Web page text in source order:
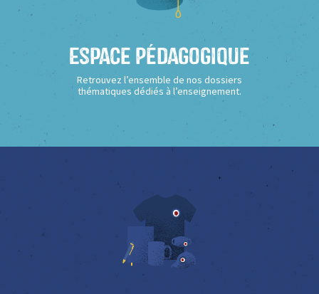
Espace Pédagogique
Retrouvez l’ensemble de nos dossiers
thématiques dédiés à l’enseignement.